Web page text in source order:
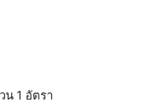
น 1 อัตรา